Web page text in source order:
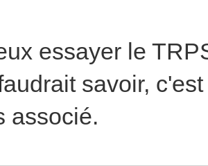
essayer le
savoir,
associé.